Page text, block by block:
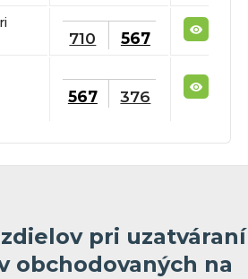
710 567
567 376
pri uzatváraní
obchodovaných na